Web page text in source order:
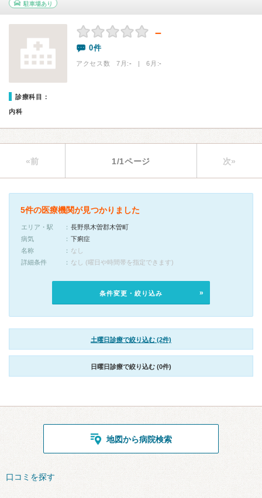
駐車場あり
－
0件
アクセス数 7月:- | 6月:-
診療科目：
内科
«前 1/1ページ 次»
5件の医療機関が見つかりました
エリア・駅
長野県木曽郡木曽町
病気
下痢症
名称
なし
詳細条件
なし (曜日や時間帯を指定できます)
条件変更・絞り込み
土曜日診療で絞り込む (2件)
日曜日診療で絞り込む (0件)
地図から病院検索
口コミを探す